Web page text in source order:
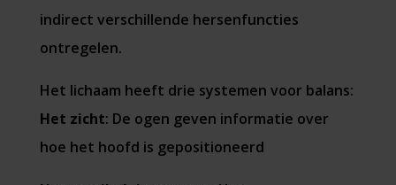
indirect verschillende hersenfuncties
ontregelen.
Het lichaam heeft drie systemen voor balans:
Het zicht: De ogen geven informatie over
hoe het hoofd is gepositioneerd